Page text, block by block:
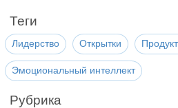
Теги
Лидерство Открытки
Эмоциональный интеллект
Рубрика